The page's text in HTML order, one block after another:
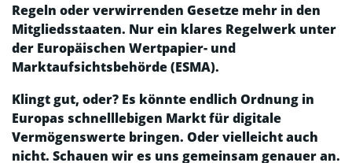
Regeln oder verwirrenden Gesetze mehr in den
Mitgliedsstaaten. Nur ein klares Regelwerk unter
der Europäischen Wertpapier- und
Marktaufsichtsbehörde (ESMA).
Klingt gut, oder? Es könnte endlich Ordnung in
Europas schnelllebigen Markt für digitale
Vermögenswerte bringen. Oder vielleicht auch
nicht. Schauen wir es uns gemeinsam genauer an.